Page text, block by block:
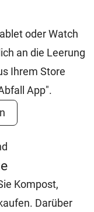
oder Watch
an die Leerung
Ihrem Store
App".
Kompost,
Darüber